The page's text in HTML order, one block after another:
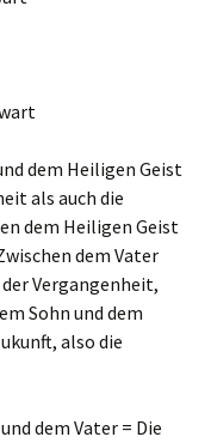
dem Heiligen Geist
als auch die
dem Heiligen Geist
dem Vater
Vergangenheit,
Sohn und dem
also die
dem Vater = Die